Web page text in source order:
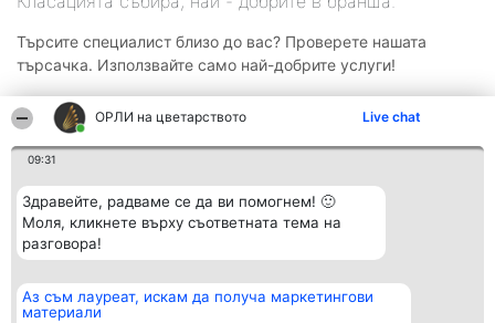
ОРЛИ на цветарството Live chat
09:31
Здравейте, радваме се да ви помогнем! 🙂
Моля, кликнете върху съответната тема на
разговора!
Аз съм лауреат, искам да получа маркетингови
материали
Търсите специалист близо до вас? Проверете нашата
търсачка. Използвайте само най-добрите услуги!
Организатор на
класиране
Класация Контакти